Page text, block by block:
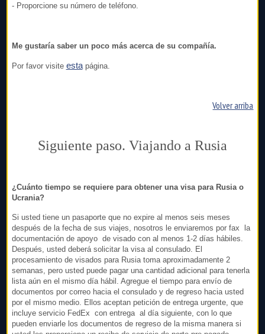
- Proporcione su número de teléfono.
Me gustaría saber un poco más acerca de su compañía.
Por favor visite estapágina.
Volver arriba
Siguiente paso. Viajando a Rusia
¿Cuánto tiempo se requiere para obtener una visa para Rusia o
Ucrania?
Si usted tiene un pasaporte que no expire al menos seis meses
después de la fecha de sus viajes, nosotros le enviaremos por fax la
documentación de apoyo de visado con al menos 1-2 días hábiles.
Después, usted deberá solicitar la visa al consulado. El
procesamiento de visados para Rusia toma aproximadamente 2
semanas, pero usted puede pagar una cantidad adicional para tenerla
lista aún en el mismo día hábil. Agregue el tiempo para envío de
documentos por correo hacia el consulado y de regreso hacia usted
por el mismo medio. Ellos aceptan petición de entrega urgente, que
incluye servicio FedEx con entrega al día siguiente, con lo que
pueden enviarle los documentos de regreso de la misma manera si